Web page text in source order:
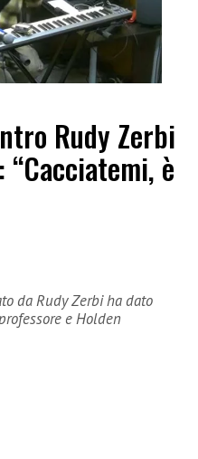
Rudy Zerbi
è
da Rudy Zerbi ha dato
e Holden